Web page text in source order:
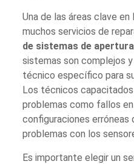
Una de las áreas clave
muchos servicios de
de sistemas de
sistemas son complejos
técnico específico para
Los técnicos
problemas como fallos
configuraciones
problemas con los
Es importante elegir un